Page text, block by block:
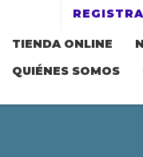
TIENDA ONLINE
QUIÉNES SOMOS